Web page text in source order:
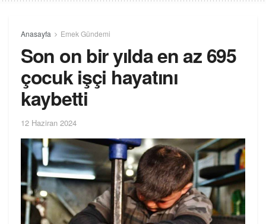
Anasayfa Emek Gündemi
Son on bir yılda en az 695
çocuk işçi hayatını
kaybetti
12 Haziran 2024